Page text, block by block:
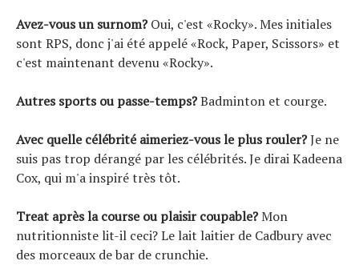
Avez-vous un surnom?Oui, c'est «Rocky». Mes initiales
sont RPS, donc j'ai été appelé «Rock, Paper, Scissors» et
c'est maintenant devenu «Rocky».
Autres sports ou passe-temps?Badminton et courge.
Avec quelle célébrité aimeriez-vous le plus rouler?Je ne
suis pas trop dérangé par les célébrités. Je dirai Kadeena
Cox, qui m'a inspiré très tôt.
Treat après la course ou plaisir coupable?Mon
nutritionniste lit-il ceci? Le lait laitier de Cadbury avec
des morceaux de bar de crunchie.